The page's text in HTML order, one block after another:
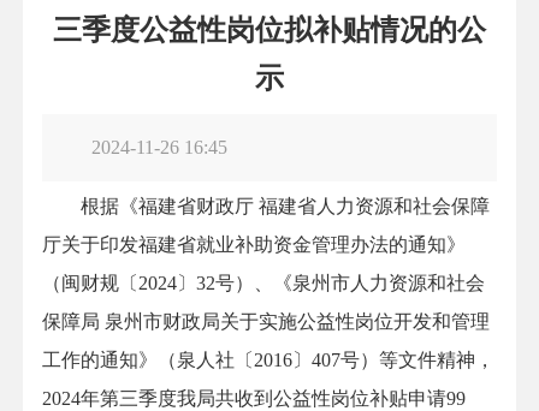
三季度公益性岗位拟补贴情况的公
示
2024-11-26 16:45
根据《福建省财政厅 福建省人力资源和社会保障
厅关于印发福建省就业补助资金管理办法的通知》
（闽财规〔2024〕32号）、《泉州市人力资源和社会
保障局 泉州市财政局关于实施公益性岗位开发和管理
工作的通知》（泉人社〔2016〕407号）等文件精神，
2024年第三季度我局共收到公益性岗位补贴申请99